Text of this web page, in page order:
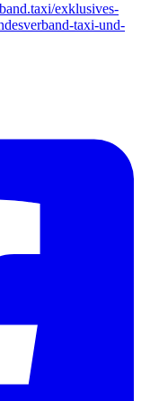
exklusives-
taxi-und-